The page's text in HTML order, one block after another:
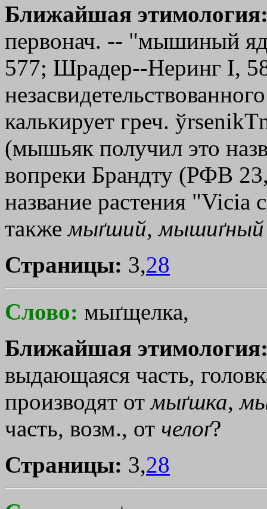
Ближайшая
первонач. -- "мышиный
577; Шрадер--Неринг I,
калькирует греч.
(мышьяк получил это
вопреки Брандту (РФВ
название растения "Vicia
такжемыґший,мышиґный
Страницы: 3,28
Слово: мыґщелка,
Ближайшая
выдающаяся часть,
производят отмыґшка,
часть, возм., от челоґ?
Страницы: 3,28